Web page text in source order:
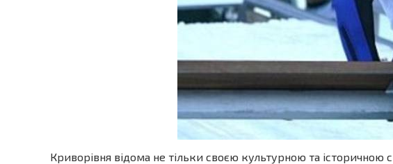
Криворівня відома не тільки своєю культурною та